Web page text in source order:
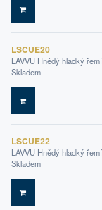
DO KOŠÍKU
LSCUE20
LAVVU Hnědý hladký
Skladem
DO KOŠÍKU
LSCUE22
LAVVU Hnědý hladký
Skladem
DO KOŠÍKU